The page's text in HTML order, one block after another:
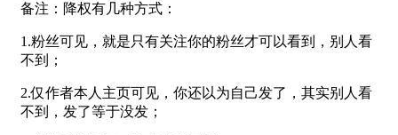
备注：降权有几种方式：
1.粉丝可见，就是只有关注你的粉丝才可以看到，别人看
不到；
2.仅作者本人主页可见，你还以为自己发了，其实别人看
不到，发了等于没发；